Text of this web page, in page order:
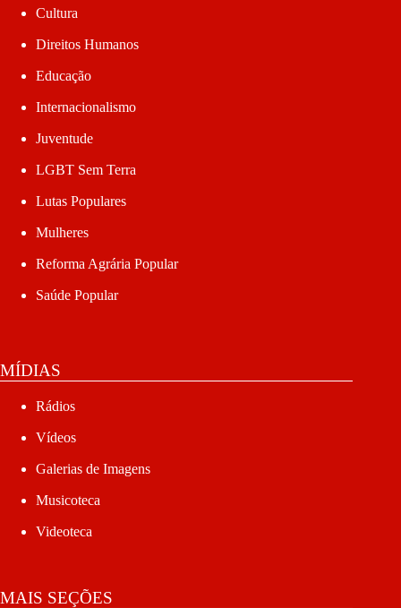
Cultura
Direitos Humanos
Educação
Internacionalismo
Juventude
LGBT Sem Terra
Lutas Populares
Mulheres
Reforma Agrária Popular
Saúde Popular
MÍDIAS
Rádios
Vídeos
Galerias de Imagens
Musicoteca
Videoteca
MAIS SEÇÕES